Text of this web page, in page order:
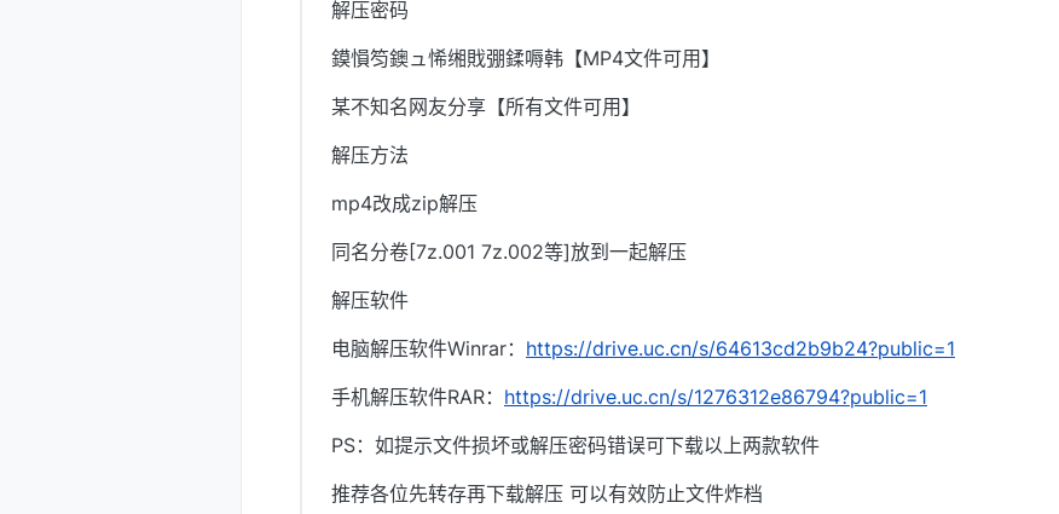
解压密码
鏌愪笉鐭ュ悕缃戝弸鍒嗕韩【MP4文件可用】
某不知名网友分享【所有文件可用】
解压方法
mp4改成zip解压
同名分卷[7z.001 7z.002等]放到一起解压
解压软件
电脑解压软件Winrar： https://drive.uc.cn/s/64613cd2b9b24?public=1
手机解压软件RAR： https://drive.uc.cn/s/1276312e86794?public=1
PS：如提示文件损坏或解压密码错误可下载以上两款软件
推荐各位先转存再下载解压 可以有效防止文件炸档